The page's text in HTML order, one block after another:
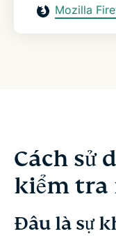
Mozilla
Cách sử
kiểm tra
Đâu là sự